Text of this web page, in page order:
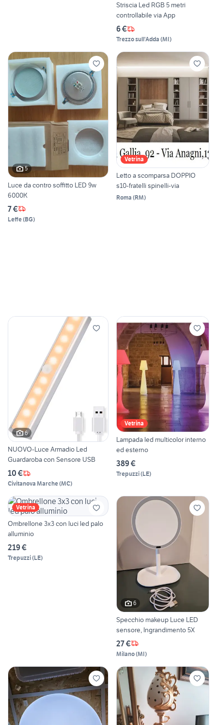
Striscia Led RGB 5 metri
controllabile via App
6 €
Trezzo sull'Adda (MI)
5
Luce da contro soffitto LED 9w
6000K
7 €
Leffe(BG)
Vetrina
Letto a scomparsa DOPPIO
s10-fratelli spinelli-via
Roma (RM)
6
NUOVO-Luce Armadio Led
Guardaroba con Sensore USB
10 €
Civitanova Marche(MC)
Vetrina
Lampada led multicolor interno
ed esterno
389 €
Trepuzzi(LE)
Vetrina
Ombrellone 3x3 con luci led palo
alluminio
219 €
Trepuzzi(LE)
6
Specchio makeup Luce LED
sensore, Ingrandimento 5X
27 €
Milano(MI)